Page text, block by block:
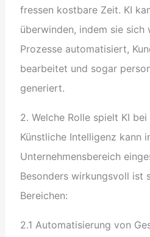
fressen kostbare Zeit. KI
überwinden, indem sie sich
Prozesse automatisiert,
bearbeitet und sogar
generiert.
2. Welche Rolle spielt KI
Künstliche Intelligenz kann
Unternehmensbereich
Besonders wirkungsvoll ist
Bereichen:
2.1 Automatisierung von